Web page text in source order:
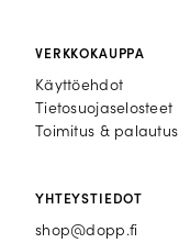
VERKKOKAUPPA
Käyttöehdot
Tietosuojaselosteet
Toimitus & palautus
YHTEYSTIEDOT
shop@dopp.fi